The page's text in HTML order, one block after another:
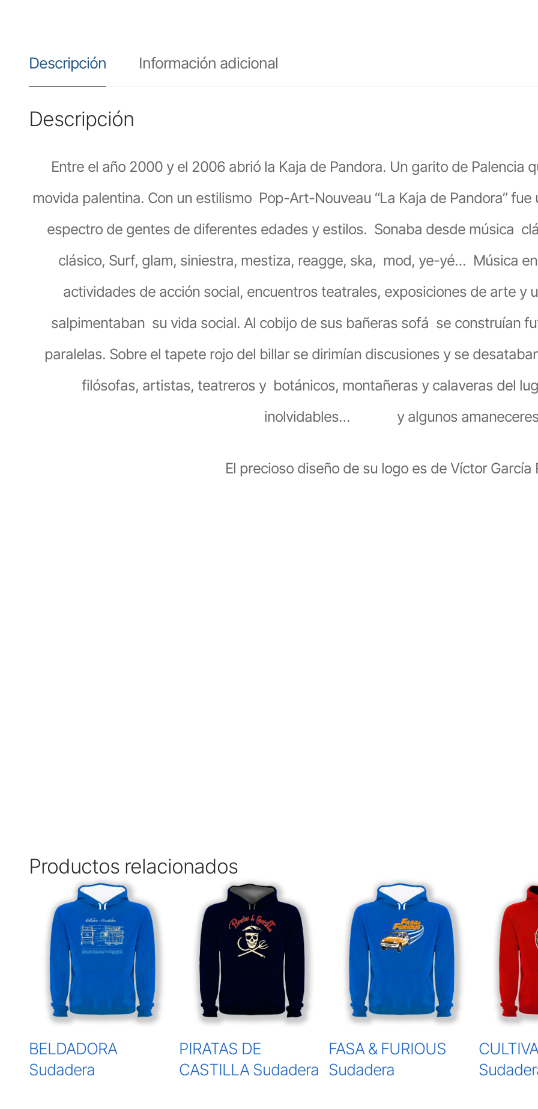
Descripción Información adicional
Descripción
Entre el año 2000 y el 2006 abrió la Kaja de Pandora. Un garito de Palencia
movida palentina. Con un estilismo Pop-Art-Nouveau “La Kaja de Pandora”
espectro de gentes de diferentes edades y estilos. Sonaba desde música
clásico, Surf, glam, siniestra, mestiza, reagge, ska, mod, ye-yé… Música
actividades de acción social, encuentros teatrales, exposiciones de arte y
salpimentaban su vida social. Al cobijo de sus bañeras sofá se construían
paralelas. Sobre el tapete rojo del billar se dirimían discusiones y se
filósofas, artistas, teatreros y botánicos, montañeras y calaveras del
inolvidables… y algunos
El precioso diseño de su logo es de Víctor García
Productos relacionados
BELDADORA
Sudadera
PIRATAS DE
CASTILLA Sudadera
FASA & FURIOUS
Sudadera